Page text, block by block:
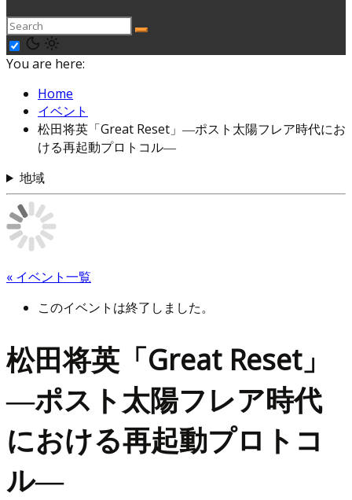
You are here:
Home
イベント
松田将英「Great Reset」―ポスト太陽フレア時代にお
ける再起動プロトコル―
地域
« イベント一覧
このイベントは終了しました。
松田将英「Great Reset」
―ポスト太陽フレア時代
における再起動プロトコ
ル―